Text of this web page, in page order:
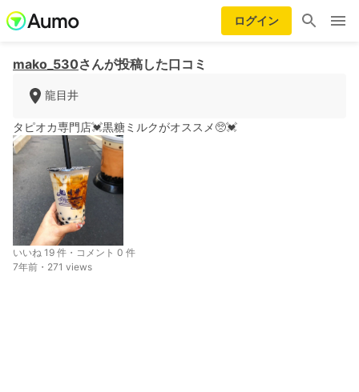
ログイン
mako_530さんが投稿した口コミ
龍目井
タピオカ専門店💓黒糖ミルクがオススメ🥺💓
いいね 19 件・コメント 0 件
7年前・271 views